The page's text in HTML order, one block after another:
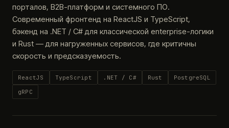
порталов, B2B-платформ и системного ПО.
Современный фронтенд на ReactJS и TypeScript,
бэкенд на .NET / C# для классической enterprise-логики
и Rust — для нагруженных сервисов, где критичны
скорость и предсказуемость.
ReactJS TypeScript .NET / C# Rust
PostgreSQL
gRPC